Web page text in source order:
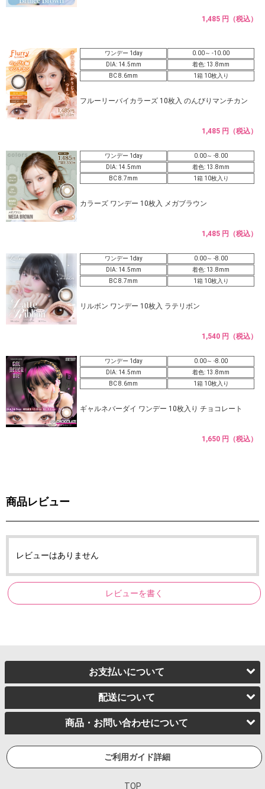
1,485 円（税込）
ワンデー 1day
0.00～ -10.00
DIA: 14.5mm
着色: 13.8mm
BC 8.6mm
1箱 10枚入り
フルーリーバイカラーズ 10枚入 のんびりマンチカン
1,485 円（税込）
ワンデー 1day
0.00～ -8.00
DIA: 14.5mm
着色: 13.8mm
BC 8.7mm
1箱 10枚入り
カラーズ ワンデー 10枚入 メガブラウン
1,485 円（税込）
ワンデー 1day
0.00～ -8.00
DIA: 14.5mm
着色: 13.8mm
BC 8.7mm
1箱 10枚入り
リルボン ワンデー 10枚入 ラテリボン
1,540 円（税込）
ワンデー 1day
0.00～ -8.00
DIA: 14.5mm
着色: 13.8mm
BC 8.6mm
1箱 10枚入り
ギャルネバーダイ ワンデー 10枚入り チョコレート
1,650 円（税込）
商品レビュー
レビューはありません
レビューを書く
お支払いについて
配送について
商品・お問い合わせについて
ご利用ガイド詳細
TOP